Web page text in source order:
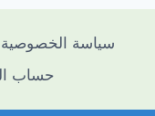
سياسة الخصوصية
حساب